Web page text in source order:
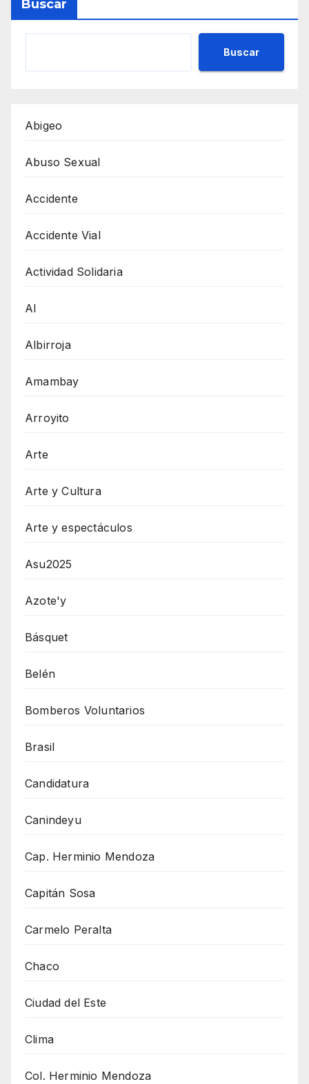
Buscar
Buscar
Abigeo
Abuso Sexual
Accidente
Accidente Vial
Actividad Solidaria
AI
Albirroja
Amambay
Arroyito
Arte
Arte y Cultura
Arte y espectáculos
Asu2025
Azote'y
Básquet
Belén
Bomberos Voluntarios
Brasil
Candidatura
Canindeyu
Cap. Herminio Mendoza
Capitán Sosa
Carmelo Peralta
Chaco
Ciudad del Este
Clima
Col. Herminio Mendoza